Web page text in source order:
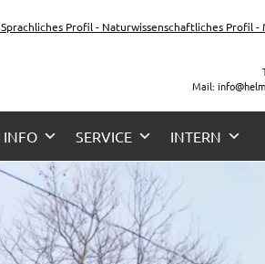
Profil - Naturwissenschaftliches Profil -
Mail:
INFO SERVICE INTERN